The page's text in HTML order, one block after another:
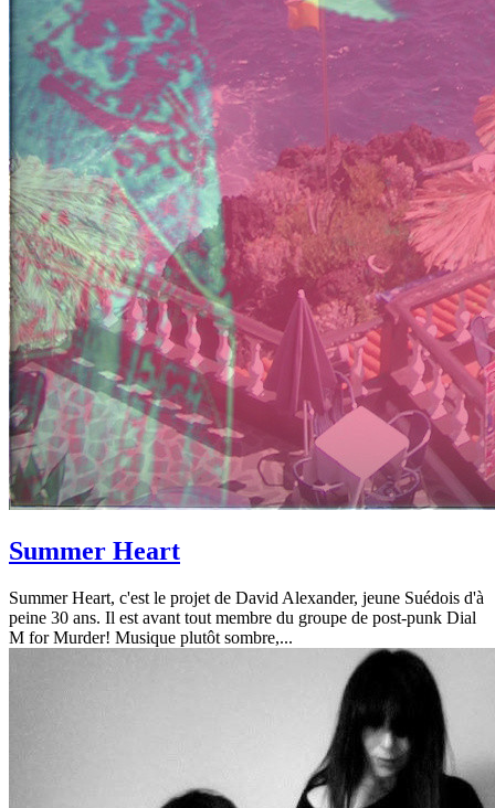
Summer Heart
Summer Heart, c'est le projet de David Alexander, jeune Suédois d'à
peine 30 ans. Il est avant tout membre du groupe de post-punk Dial
M for Murder! Musique plutôt sombre,...